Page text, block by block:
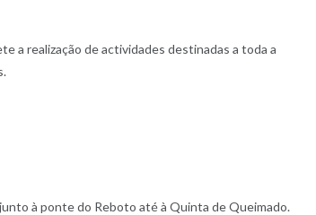
a realização de actividades destinadas a toda a
à ponte do Reboto até à Quinta de Queimado.